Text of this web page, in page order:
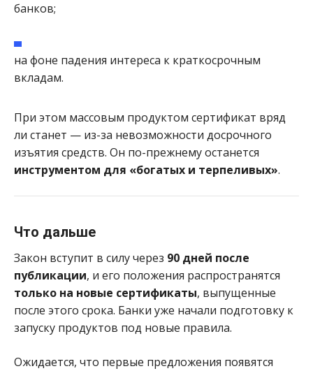
банков;
на фоне падения интереса к краткосрочным
вкладам.
При этом массовым продуктом сертификат вряд
ли станет — из-за невозможности досрочного
изъятия средств. Он по-прежнему останется
инструментом для «богатых и терпеливых».
Что дальше
Закон вступит в силу через 90 дней после
публикации, и его положения распространятся
только на новые сертификаты, выпущенные
после этого срока. Банки уже начали подготовку к
запуску продуктов под новые правила.
Ожидается, что первые предложения появятся